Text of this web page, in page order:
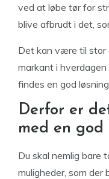
ved at løbe tør for
blive afbrudt i det,
Det kan være til stor
markant i
findes en god løsning
Derfor er
med en god
Du skal nemlig bare
muligheder, som der